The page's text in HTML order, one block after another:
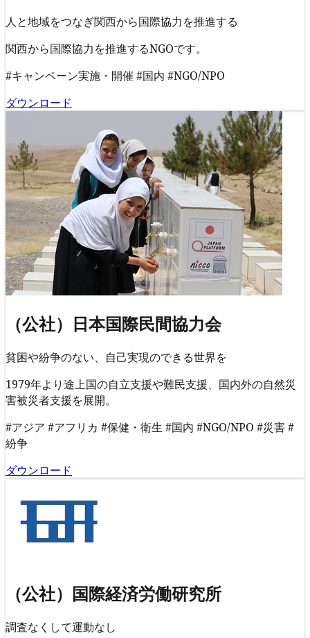
人と地域をつなぎ関西から国際協力を推進する
関西から国際協力を推進するNGOです。
#キャンペーン実施・開催 #国内 #NGO/NPO
ダウンロード
（公社）日本国際民間協力会
貧困や紛争のない、自己実現のできる世界を
1979年より途上国の自立支援や難民支援、国内外の自然災
害被災者支援を展開。
#アジア #アフリカ #保健・衛生 #国内 #NGO/NPO #災害#
紛争
ダウンロード
（公社）国際経済労働研究所
調査なくして運動なし